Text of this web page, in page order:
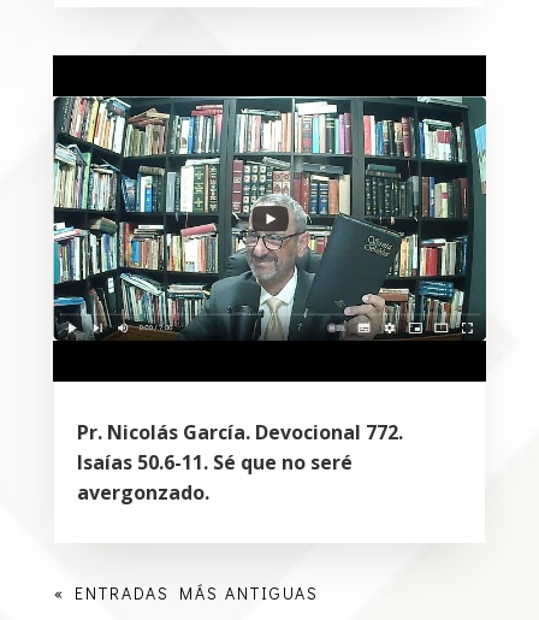
Pr. Nicolás García. Devocional 772.
Isaías 50.6-11. Sé que no seré
avergonzado.
« ENTRADAS MÁS ANTIGUAS